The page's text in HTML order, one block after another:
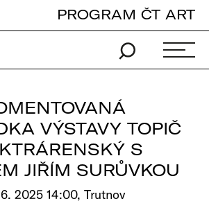
PROGRAM ČT ART
VÝSTAVY TOPIČ
S
JIŘÍM SURŮVKOU
2025 14:00, Trutnov